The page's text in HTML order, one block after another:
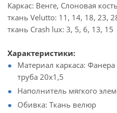
Каркас: Венге, Слоновая
ткань Velutto: 11, 14, 18, 23,
ткань Crash lux: 3, 5, 6, 13, 15
Характеристики:
Материал каркаса:
труба 20х1,5
Наполнитель мягкого
Обивка: Ткань велюр